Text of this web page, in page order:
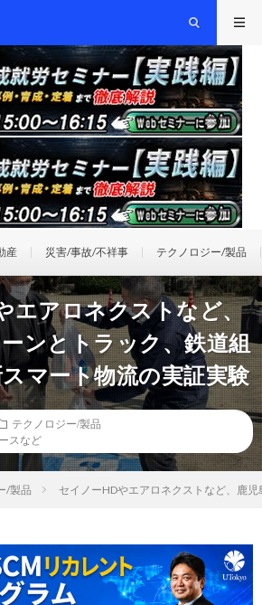
産 災害/事故/不祥事 テクノロジー/製品
エアロネクストなど、
ンとトラック、鉄道組
マート物流の実証実験
テクノロジー/製品
スなど
/製品 セイノーHDやエアロネクストなど、鹿